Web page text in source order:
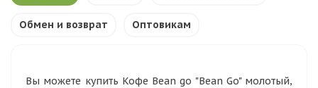
Обмен и возврат Оптовикам
Вы можете купить Кофе Bean go "Bean Go" молотый,